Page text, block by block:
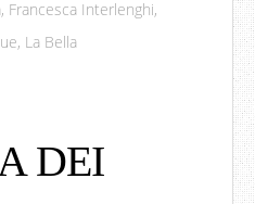
, Francesca Interlenghi,
, La Bella
DEI